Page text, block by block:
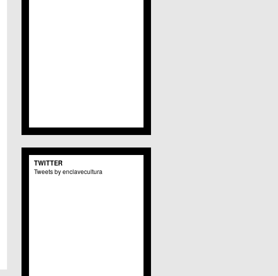
C.C.S. La Paz
C.M. El Carmen
Centros Culturales
C.C. Puertas de Castilla
TWITTER
Tweets by enclavecultura